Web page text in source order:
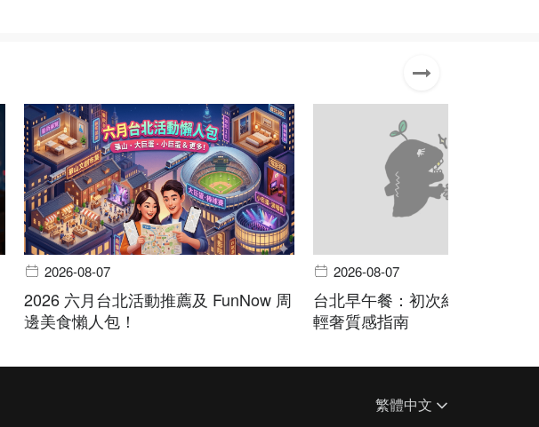
2026-08-07
2026 六月台北活動推薦及 FunNow 周
邊美食懶人包！
2026-08-07
台北早午餐：初次約會精選，
輕奢質感指南
繁體中文